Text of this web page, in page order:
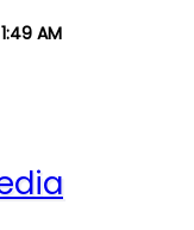
1:49 AM